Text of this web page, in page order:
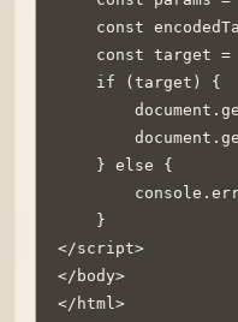
const
const target =
    if (target) {
    } else {
    }
</script>
</body>
</html>